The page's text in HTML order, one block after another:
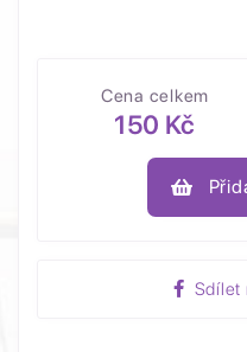
Cena celkem
150 Kč
Sdílet